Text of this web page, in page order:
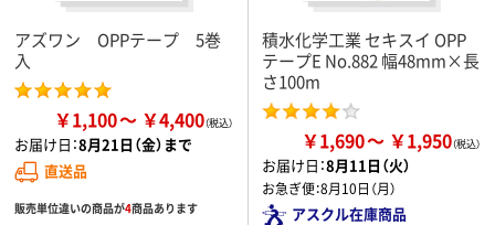
アズワン OPPテープ 5巻
入
￥1,100 ￥4,400
お届け日：8月21日（金）まで
直送品
販売単位違いの商品が4商品あります
積水化学工業 セキスイ OPP
テープE No.882 幅48mm×長
さ100m
￥1,690 ￥1,950
お届け日：8月11日（火）
お急ぎ便：8月10日（月）
アスクル在庫商品